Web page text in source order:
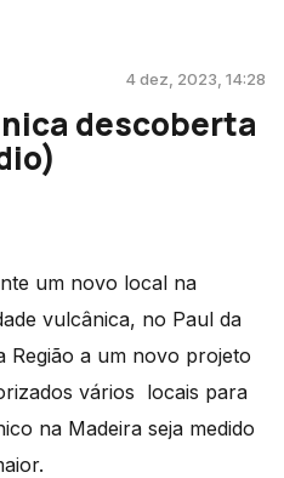
4 dez, 2023, 14:28
descoberta
um novo local na
vulcânica, no Paul da
Região a um novo projeto
vários locais para
na Madeira seja medido